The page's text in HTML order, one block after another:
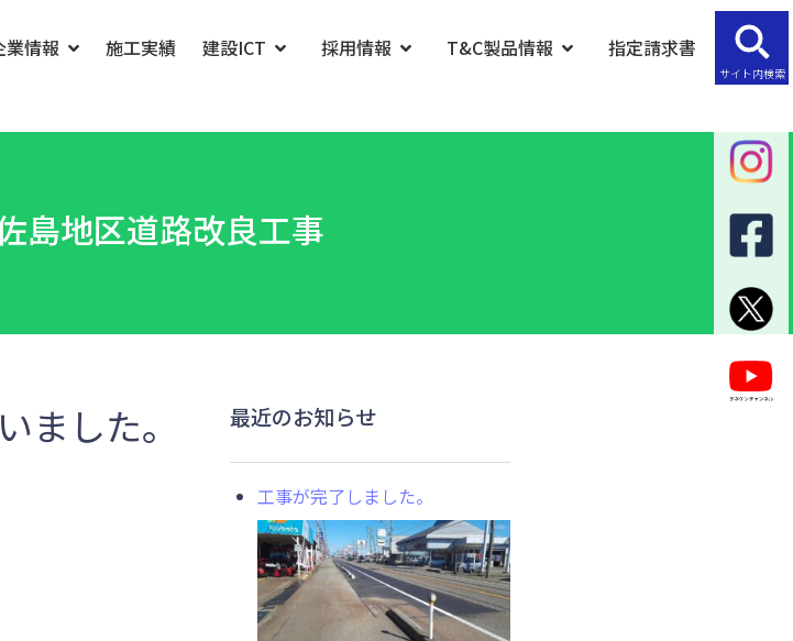
業情報 施工実績 建設ICT 採用情報 T&C製品情報 指定請求書
サイト内検索
島地区道路改良工事
ました。 最近のお知らせ
工事が完了しました。